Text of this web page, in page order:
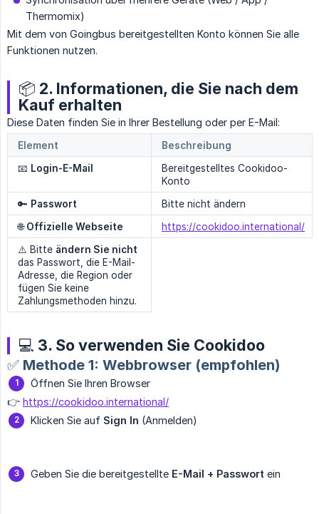
Thermomix)
Mit dem von Goingbus bereitgestellten Konto können Sie alle
Funktionen nutzen.
📦 2. Informationen, die Sie nach dem
Kauf erhalten
Diese Daten finden Sie in Ihrer Bestellung oder per E-Mail:
Element
Beschreibung
📧 Login-E-Mail
Bereitgestelltes Cookidoo-
Konto
🔑 Passwort
Bitte nicht ändern
🌐Offizielle Webseite
https://cookidoo.international/
⚠️ Bitte ändern Sie nicht
das Passwort, die E-Mail-
Adresse, die Region oder
fügen Sie keine
Zahlungsmethoden hinzu.
💻 3. So verwenden Sie Cookidoo
✅ Methode 1: Webbrowser (empfohlen)
Öffnen Sie Ihren Browser
👉 https://cookidoo.international/
Klicken Sie auf Sign In (Anmelden)
Geben Sie die bereitgestellte E-Mail + Passwort ein